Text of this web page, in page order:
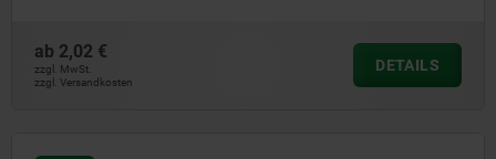
ab 2,02 €
zzgl. MwSt.
zzgl. Versandkosten
DETAILS